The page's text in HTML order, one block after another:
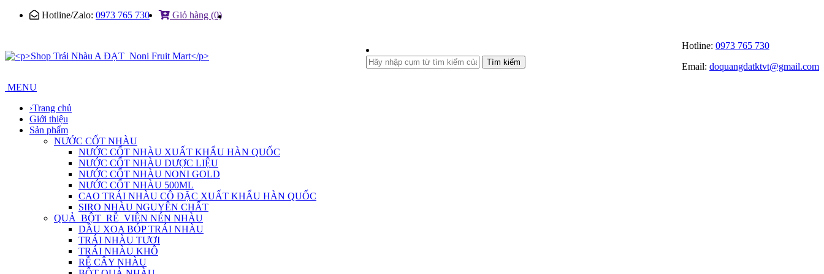
Hotline/Zalo: 0973 765 730 Giỏ hàng (0)
Tìm kiếm
Hotline: 0973 765 730
Email: doquangdatktvt@gmail.com
MENU
›Trang chủ
Giới thiệu
Sản phẩm
NƯỚC CỐT NHÀU
NƯỚC CỐT NHÀU XUẤT KHẨU HÀN QUỐC
NƯỚC CỐT NHÀU DƯỢC LIỆU
NƯỚC CỐT NHÀU NONI GOLD
NƯỚC CỐT NHÀU 500ML
CAO TRÁI NHÀU CÔ ĐẶC XUẤT KHẨU HÀN QUỐC
SIRO NHÀU NGUYÊN CHẤT
QUẢ_BỘT_RỄ_VIÊN NÉN NHÀU
DẦU XOA BÓP TRÁI NHÀU
TRÁI NHÀU TƯƠI
TRÁI NHÀU KHÔ
RỄ CÂY NHÀU